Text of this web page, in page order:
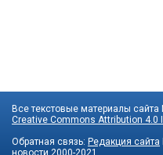
Все текстовые материалы сайта
Creative Commons Attribution 4.0
Обратная связь: Редакция сайта
новости 2000-2021